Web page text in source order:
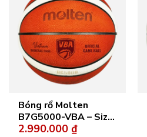
Bóng rổ Molten
B7G5000-VBA – Size
7
2.990.000₫